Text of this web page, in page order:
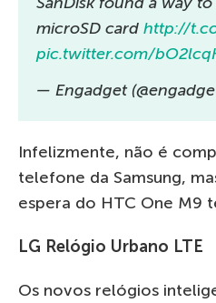
microSD card http://
pic.twitter.com/
— Engadget
Infelizmente, não é
telefone da Samsung,
espera do HTC One M9
LG Relógio Urbano LTE
Os novos relógios